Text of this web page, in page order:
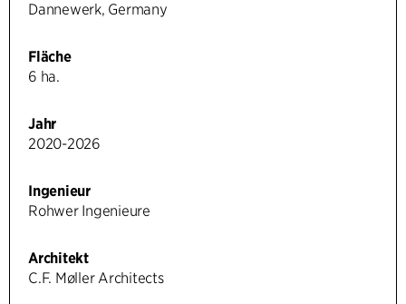
Dannewerk, Germany
Fläche
6 ha.
Jahr
2020-2026
Ingenieur
Rohwer Ingenieure
Architekt
C.F. Møller Architects